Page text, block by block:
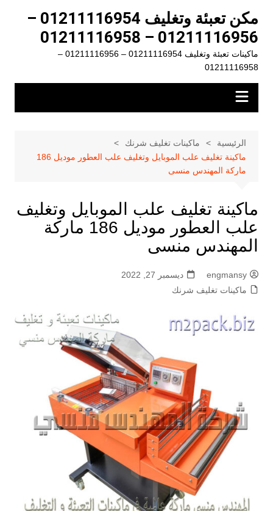
المحتوى
مكن تعبئة وتغليف 01211116954 –
01211116956 – 01211116958
ماكينات تعبئة وتغليف 01211116954 – 01211116956 –
01211116958
الرئيسية
ماكينات تغليف شرنك
ماكينة تغليف علب الموبايل وتغليف علب العطور موديل 186
ماركة المهندس منسى
ماكينة تغليف علب الموبايل وتغليف
علب العطور موديل 186 ماركة
المهندس منسى
engmansy
ديسمبر 27, 2022
ماكينات تغليف شرنك